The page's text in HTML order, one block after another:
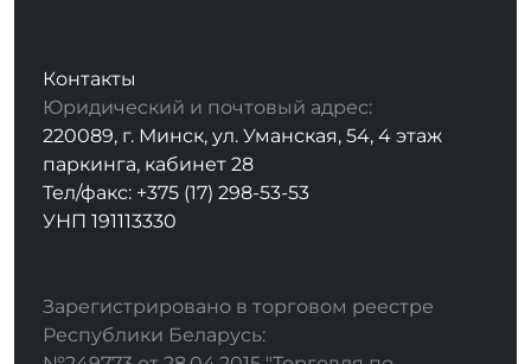
Контакты
Юридический и почтовый адрес:
220089, г. Минск, ул. Уманская, 54, 4 этаж
паркинга, кабинет 28
Тел/факс: +375 (17) 298-53-53
УНП 191113330
Зарегистрировано в торговом реестре
Республики Беларусь: